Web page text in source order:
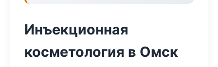
Инъекционная
косметология в Омск